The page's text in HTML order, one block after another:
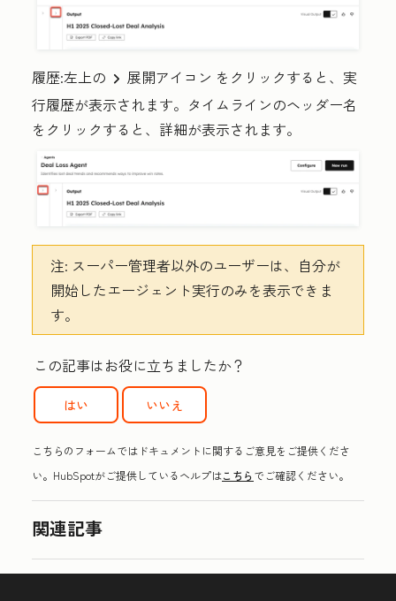
履歴:左上の rightIcon 展開アイコン をクリックすると、実
行履歴が表示されます。タイムラインのヘッダー名
をクリックすると、詳細が表示されます。
注: スーパー管理者以外のユーザーは、自分が
開始したエージェント実行のみを表示できま
す。
この記事はお役に立ちましたか？
はい いいえ
こちらのフォームではドキュメントに関するご意見をご提供くださ
い。HubSpotがご提供しているヘルプはこちらでご確認ください。
関連記事